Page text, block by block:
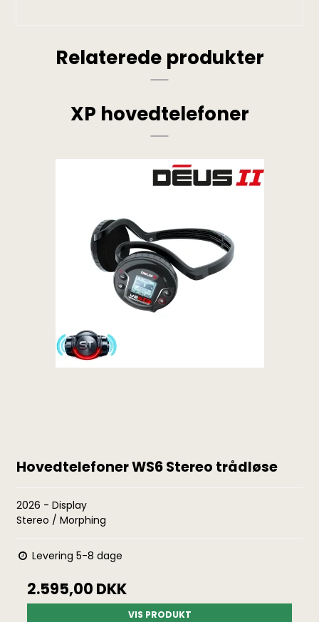
Relaterede produkter
XP hovedtelefoner
Hovedtelefoner WS6 Stereo trådløse
2026 - Display
Stereo / Morphing
Levering 5-8 dage
2.595,00 DKK
VIS PRODUKT